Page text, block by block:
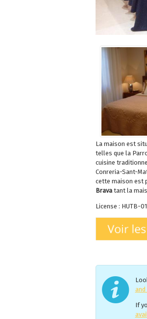
La maison est
telles que la
cuisine
Conreria-Sant-
cette maison est
Bravatant la
License : HUTB-
If